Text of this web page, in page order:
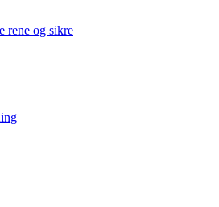
rene og sikre